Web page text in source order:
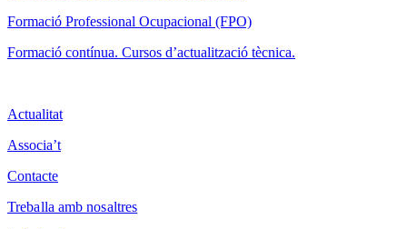
Formació Professional Ocupacional (FPO)
Formació contínua. Cursos d’actualització tècnica.
Actualitat
Associa’t
Contacte
Treballa amb nosaltres